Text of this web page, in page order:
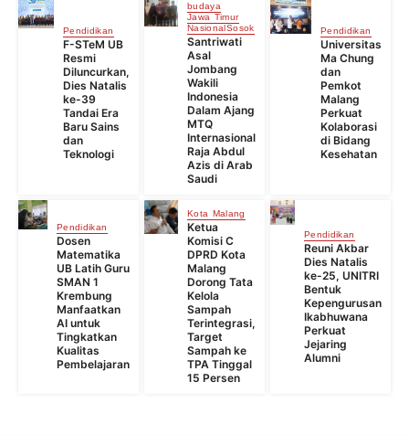
Pendidikan
F-STeM UB
Resmi
Diluncurkan,
Dies Natalis
ke-39
Tandai Era
Baru Sains
dan
Teknologi
budaya
Jawa Timur
NasionalSosok
Santriwati
Asal
Jombang
Wakili
Indonesia
Dalam Ajang
MTQ
Internasional
Raja Abdul
Azis di Arab
Saudi
Pendidikan
Universitas
Ma Chung
dan
Pemkot
Malang
Perkuat
Kolaborasi
di Bidang
Kesehatan
Pendidikan
Dosen
Matematika
UB Latih Guru
SMAN 1
Krembung
Manfaatkan
AI untuk
Tingkatkan
Kualitas
Pembelajaran
Kota Malang
Ketua
Komisi C
DPRD Kota
Malang
Dorong Tata
Kelola
Sampah
Terintegrasi,
Target
Sampah ke
TPA Tinggal
15 Persen
Pendidikan
Reuni Akbar
Dies Natalis
ke-25, UNITRI
Bentuk
Kepengurusan
Ikabhuwana
Perkuat
Jejaring
Alumni